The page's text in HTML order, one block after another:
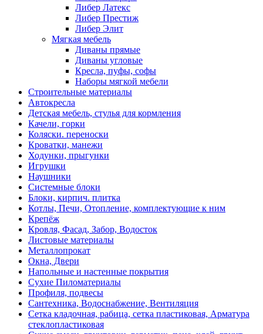
Либер Латекс
Либер Престиж
Либер Элит
Мягкая мебель
Диваны прямые
Диваны угловые
Кресла, пуфы, софы
Наборы мягкой мебели
Строительные материалы
Автокресла
Детская мебель, стулья для кормления
Качели, горки
Коляски. переноски
Кроватки, манежи
Ходунки, прыгунки
Игрушки
Наушники
Системные блоки
Блоки, кирпич. плитка
Котлы, Печи, Отопление, комплектующие к ним
Крепёж
Кровля, Фасад, Забор, Водосток
Листовые материалы
Металлопрокат
Окна, Двери
Напольные и настенные покрытия
Сухие Пиломатериалы
Профиля, подвесы
Сантехника, Водоснабжение, Вентиляция
Сетка кладочная, рабица, сетка пластиковая, Арматура
стеклопластиковая